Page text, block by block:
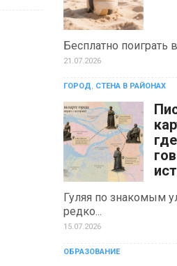
Бесплатно поиграть
21.07.2026
ГОРОД, СТЕНА В РАЙОНАХ
Гуляя по знакомым
редко...
15.07.2026
ОБРАЗОВАНИЕ